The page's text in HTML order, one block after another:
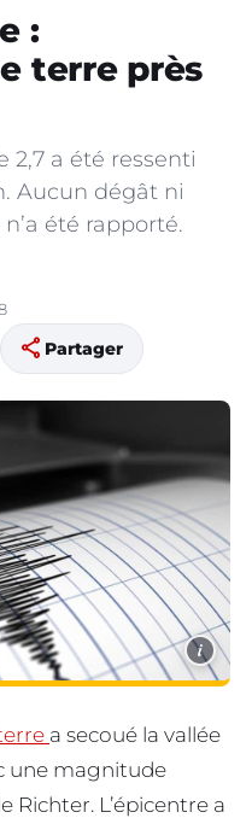
:
terre près
2,7 a été ressenti
Aucun dégât ni
été rapporté.
share Partager
i
a secoué la vallée
une magnitude
Richter. L’épicentre a